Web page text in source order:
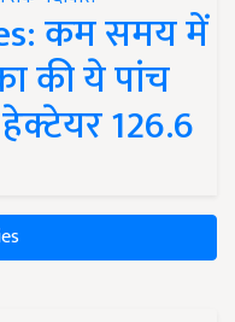
कम समय में
की ये पांच
126.6